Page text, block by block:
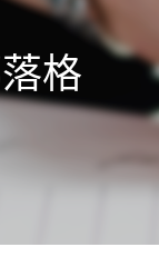
格